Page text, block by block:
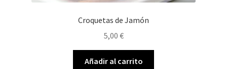
Croquetas de Jamón
5,00 €
Añadir al carrito